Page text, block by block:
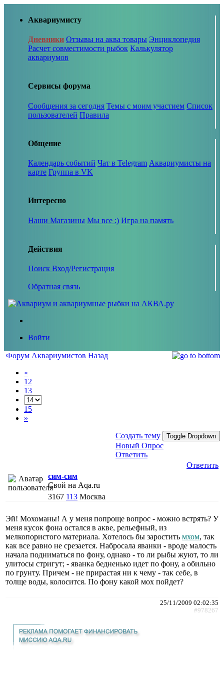
Аквариумисту
Дневники Отзывы на аква товары Энциклопедия
Расчет совместимости рыбок Калькулятор
аквариумов
Сервисы форума
Сообщения за сегодня Темы с моим участием Список
пользователей Правила
Общение
Календарь событий Чат в Telegram Аквариумисты на
карте Группа в VK
Интересно
Наши Магазины Мы все :) Игра на память
Действия
Поиск Вход/Регистрация
Обратная связь
Войти
Форум Аквариумистов Назад
«
12
13
15
»
Создать тему Toggle Dropdown
Новый Опрос
Ответить
Ответить
сим-сим
Свой на Aqa.ru
3167 113 Москва
Эй! Мохоманы! А у меня попроще вопрос - можно встрять? У
меня кусок фона остался в акве, рельефный, из
мелкопористого материала. Хотелось бы заростить мхом, так
как все равно не срезается. Набросала яванки - вроде малость
начала подниматься по фону, однако - то ли рыбы жуют, то ли
улитосы стригут; - яванка бедненько идет по фону, а обильно
по грунту. Причем - не прирастая ни к чему - так себе, в
толще воды, колосится. По фону какой мох пойдет?
25/11/2009 02:02:35
#978267